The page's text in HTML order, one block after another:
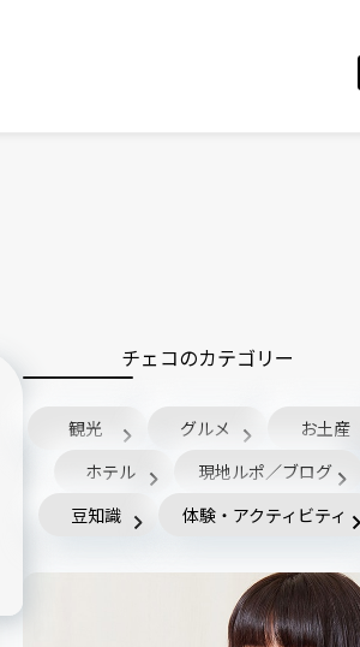
チェコのカテゴリー
観光 グルメ
お土産
ホテル
現地ルポ／ブログ
豆知識
体験・アクティビティ